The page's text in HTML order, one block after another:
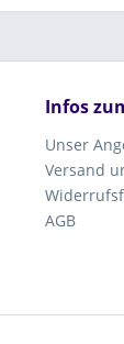
Infos
Unser
Versand
AGB